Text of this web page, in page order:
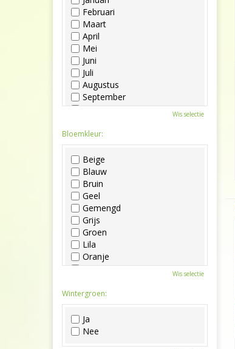
Februari
Maart
April
Mei
Juni
Juli
Augustus
September
Oktober
December
Wis selectie
Bloemkleur:
Beige
Blauw
Bruin
Geel
Gemengd
Grijs
Groen
Lila
Oranje
Paars
Roze
Wit
Zwart
Wis selectie
Wintergroen:
Ja
Nee